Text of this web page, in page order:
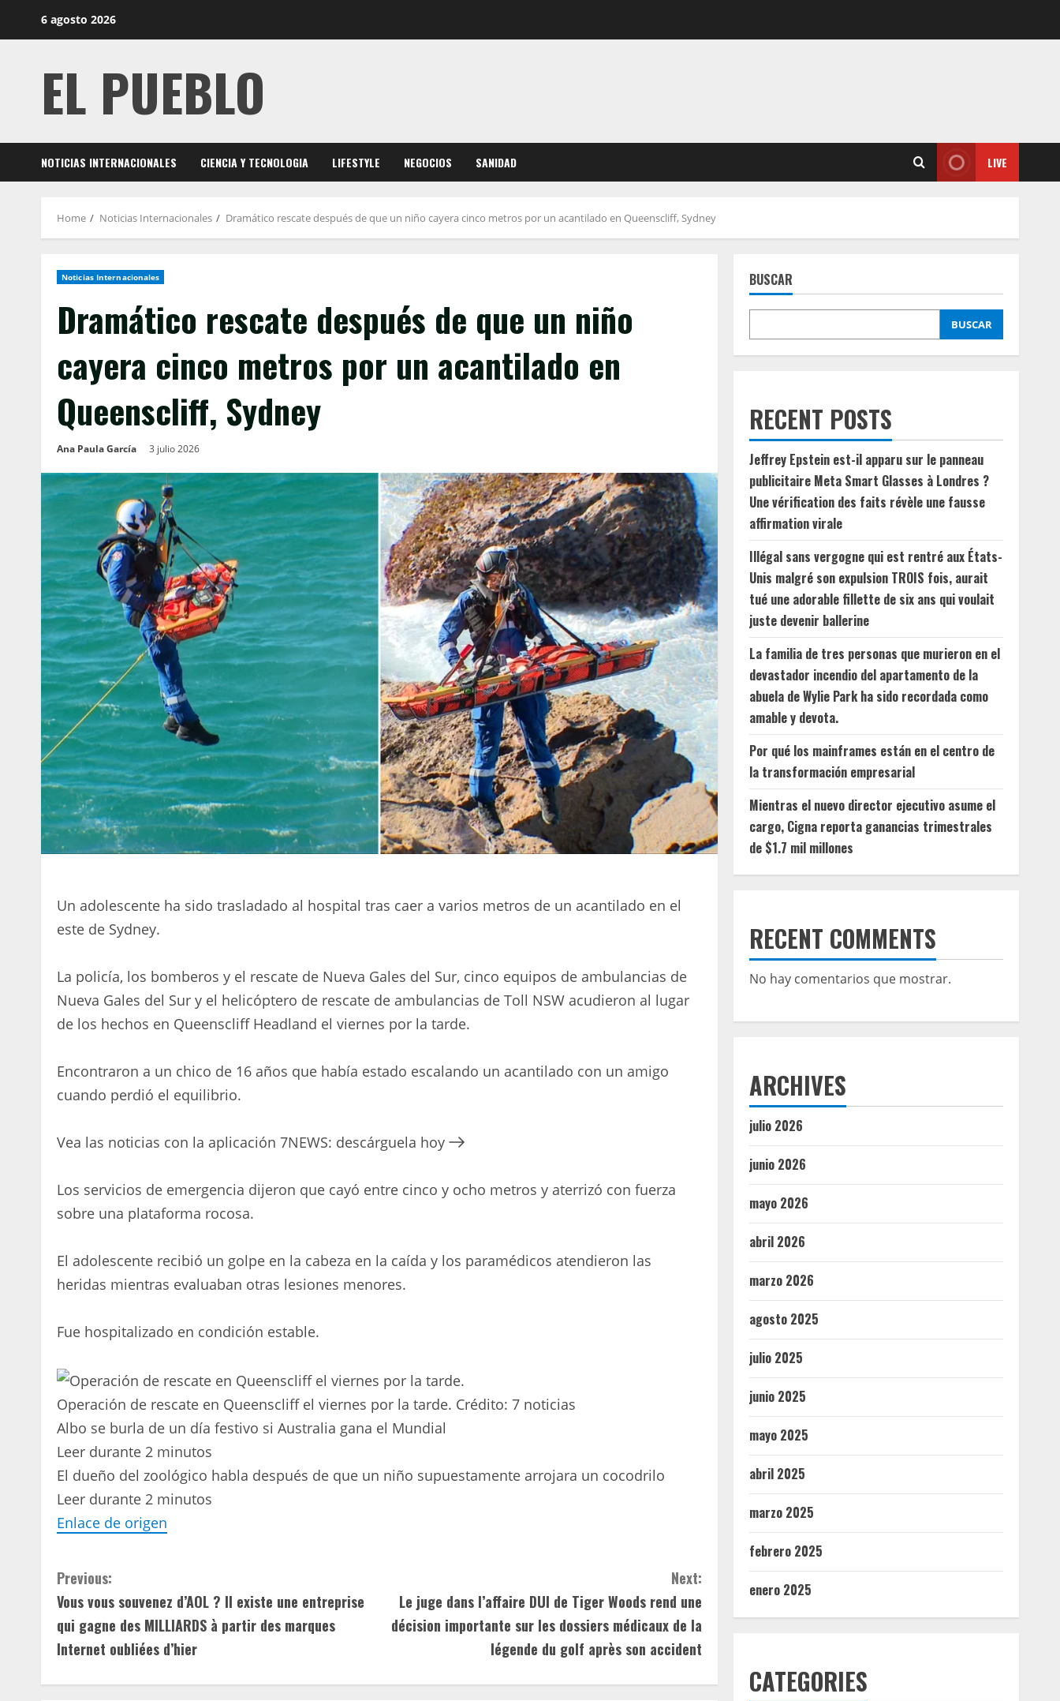
6 agosto 2026
EL PUEBLO
NOTICIAS INTERNACIONALES CIENCIA Y TECNOLOGIA LIFESTYLE NEGOCIOS SANIDAD LIVE
Home Noticias Internacionales Dramático rescate después de que un niño cayera cinco metros por un acantilado en Queenscliff, Sydney
Noticias Internacionales
Dramático rescate después de que un niño
cayera cinco metros por un acantilado en
Queenscliff, Sydney
Ana Paula García 3 julio 2026
Un adolescente ha sido trasladado al hospital tras caer a varios metros de un acantilado en el
este de Sydney.
La policía, los bomberos y el rescate de Nueva Gales del Sur, cinco equipos de ambulancias de
Nueva Gales del Sur y el helicóptero de rescate de ambulancias de Toll NSW acudieron al lugar
de los hechos en Queenscliff Headland el viernes por la tarde.
Encontraron a un chico de 16 años que había estado escalando un acantilado con un amigo
cuando perdió el equilibrio.
Vea las noticias con la aplicación 7NEWS: descárguela hoy
Los servicios de emergencia dijeron que cayó entre cinco y ocho metros y aterrizó con fuerza
sobre una plataforma rocosa.
El adolescente recibió un golpe en la cabeza en la caída y los paramédicos atendieron las
heridas mientras evaluaban otras lesiones menores.
Fue hospitalizado en condición estable.
Operación de rescate en Queenscliff el viernes por la tarde. Crédito: 7 noticias
Albo se burla de un día festivo si Australia gana el Mundial
Leer durante 2 minutos
El dueño del zoológico habla después de que un niño supuestamente arrojara un cocodrilo
Leer durante 2 minutos
Enlace de origen
C
o
n
t
Previous:
Vous vous souvenez d’AOL ? Il existe une entreprise
qui gagne des MILLIARDS à partir des marques
Internet oubliées d’hier
Next:
Le juge dans l’affaire DUI de Tiger Woods rend une
décision importante sur les dossiers médicaux de la
légende du golf après son accident
BUSCAR
BUSCAR
RECENT POSTS
Jeffrey Epstein est-il apparu sur le panneau
publicitaire Meta Smart Glasses à Londres ?
Une vérification des faits révèle une fausse
affirmation virale
Illégal sans vergogne qui est rentré aux États-
Unis malgré son expulsion TROIS fois, aurait
tué une adorable fillette de six ans qui voulait
juste devenir ballerine
La familia de tres personas que murieron en el
devastador incendio del apartamento de la
abuela de Wylie Park ha sido recordada como
amable y devota.
Por qué los mainframes están en el centro de
la transformación empresarial
Mientras el nuevo director ejecutivo asume el
cargo, Cigna reporta ganancias trimestrales
de $1.7 mil millones
RECENT COMMENTS
No hay comentarios que mostrar.
ARCHIVES
julio 2026
junio 2026
mayo 2026
abril 2026
marzo 2026
agosto 2025
julio 2025
junio 2025
mayo 2025
abril 2025
marzo 2025
febrero 2025
enero 2025
CATEGORIES